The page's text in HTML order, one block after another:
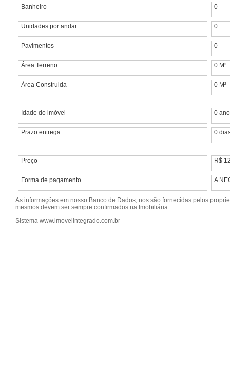
Banheiro 0
Unidades por andar 0
Pavimentos 0
Área Terreno 0 M²
Área Construida 0 M²
Idade do imóvel 0
Prazo entrega 0
Preço R$
Forma de pagamento A
As informações em nosso Banco de Dados, nos são fornecidas pelos
mesmos devem ser sempre confirmados na Imobiliária.
Sistema www.imovelintegrado.com.br